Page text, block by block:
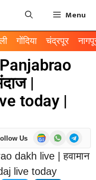
Menu
गोंदिया चंद्रपूर
|
today |
Us